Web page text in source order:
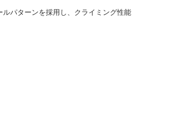
パターンを採用し、クライミング性能